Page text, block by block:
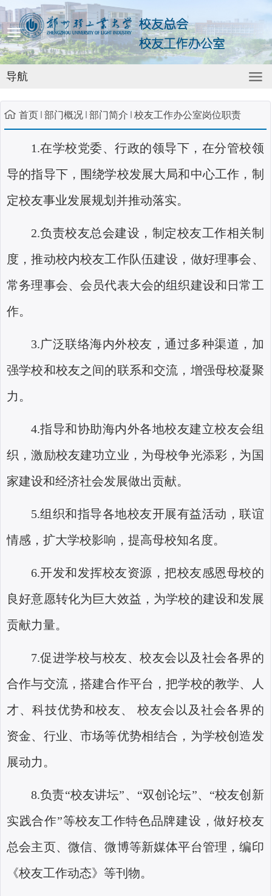
导航
首页 部门概况 部门简介 校友工作办公室岗位职责
1.在学校党委、行政的领导下，在分管校领
导的指导下，围绕学校发展大局和中心工作，制
定校友事业发展规划并推动落实。
2.负责校友总会建设，制定校友工作相关制
度，推动校内校友工作队伍建设，做好理事会、
常务理事会、会员代表大会的组织建设和日常工
作。
3.广泛联络海内外校友，通过多种渠道，加
强学校和校友之间的联系和交流，增强母校凝聚
力。
4.指导和协助海内外各地校友建立校友会组
织，激励校友建功立业，为母校争光添彩，为国
家建设和经济社会发展做出贡献。
5.组织和指导各地校友开展有益活动，联谊
情感，扩大学校影响，提高母校知名度。
6.开发和发挥校友资源，把校友感恩母校的
良好意愿转化为巨大效益，为学校的建设和发展
贡献力量。
7.促进学校与校友、校友会以及社会各界的
合作与交流，搭建合作平台，把学校的教学、人
才、科技优势和校友、 校友会以及社会各界的
资金、行业、市场等优势相结合，为学校创造发
展动力。
8.负责“校友讲坛”、“双创论坛”、“校友创新
实践合作”等校友工作特色品牌建设，做好校友
总会主页、微信、微博等新媒体平台管理，编印
《校友工作动态》等刊物。